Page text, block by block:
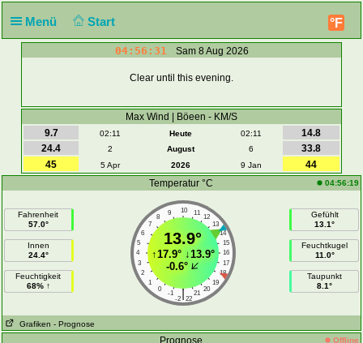
Menü Start °F
04:56:31 Sam 8 Aug 2026
Clear until this evening.
Max Wind | Böeen - KM/S
9.7
02:11 Heute 02:11
14.8
24.4
2 August 6
33.8
45
5 Apr 2026 9 Jan
44
Temperatur °C
04:56:19
Fahrenheit
57.0°
Innen
24.4°
Feuchtigkeit
68% ↑
10
9 11
8
12
7
13
6
14
5
15
4
16
3
17
2
18
1
19
0
20
-1 21
|
-2 22
13.9°
↑17.9°↓13.9°
-0.6°
Gefühlt
13.1°
Feuchtkugel
11.0°
Taupunkt
8.1°
Grafiken - Prognose
Prognose
Offline